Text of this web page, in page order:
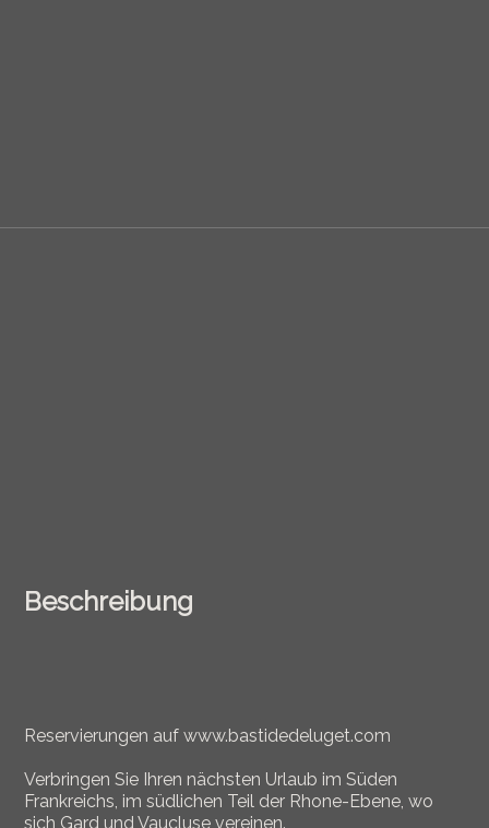
Beschreibung
Reservierungen auf www.bastidedeluget.com
Verbringen Sie Ihren nächsten Urlaub im Süden
Frankreichs, im südlichen Teil der Rhone-Ebene, wo
sich Gard und Vaucluse vereinen.